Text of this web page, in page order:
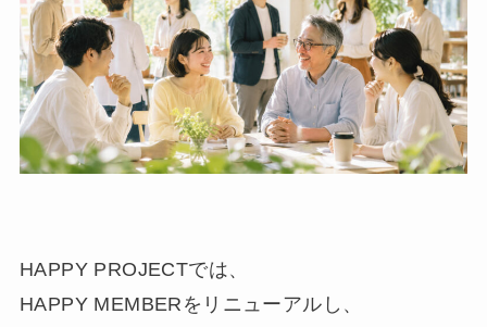
HAPPY PROJECTでは、
HAPPY MEMBERをリニューアルし、